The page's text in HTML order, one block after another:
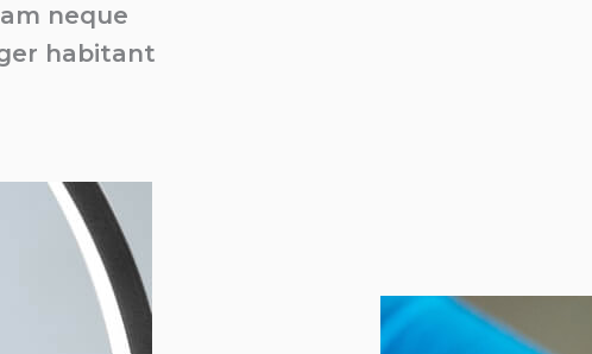
neque
habitant